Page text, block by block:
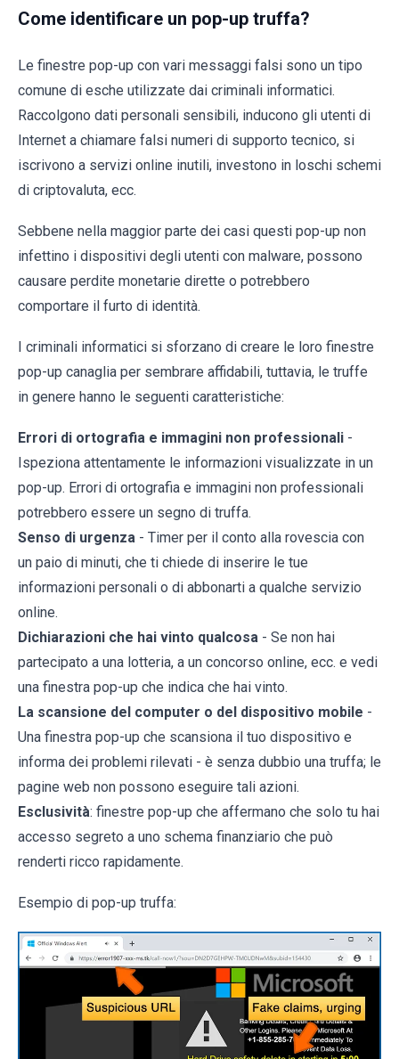
Come identificare un pop-up truffa?
Le finestre pop-up con vari messaggi falsi sono un tipo
comune di esche utilizzate dai criminali informatici.
Raccolgono dati personali sensibili, inducono gli utenti di
Internet a chiamare falsi numeri di supporto tecnico, si
iscrivono a servizi online inutili, investono in loschi schemi
di criptovaluta, ecc.
Sebbene nella maggior parte dei casi questi pop-up non
infettino i dispositivi degli utenti con malware, possono
causare perdite monetarie dirette o potrebbero
comportare il furto di identità.
I criminali informatici si sforzano di creare le loro finestre
pop-up canaglia per sembrare affidabili, tuttavia, le truffe
in genere hanno le seguenti caratteristiche:
Errori di ortografia e immagini non professionali -
Ispeziona attentamente le informazioni visualizzate in un
pop-up. Errori di ortografia e immagini non professionali
potrebbero essere un segno di truffa.
Senso di urgenza - Timer per il conto alla rovescia con
un paio di minuti, che ti chiede di inserire le tue
informazioni personali o di abbonarti a qualche servizio
online.
Dichiarazioni che hai vinto qualcosa - Se non hai
partecipato a una lotteria, a un concorso online, ecc. e vedi
una finestra pop-up che indica che hai vinto.
La scansione del computer o del dispositivo mobile -
Una finestra pop-up che scansiona il tuo dispositivo e
informa dei problemi rilevati - è senza dubbio una truffa; le
pagine web non possono eseguire tali azioni.
Esclusività: finestre pop-up che affermano che solo tu hai
accesso segreto a uno schema finanziario che può
renderti ricco rapidamente.
Esempio di pop-up truffa: